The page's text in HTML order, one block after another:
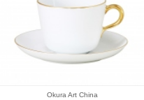
Okura Art China